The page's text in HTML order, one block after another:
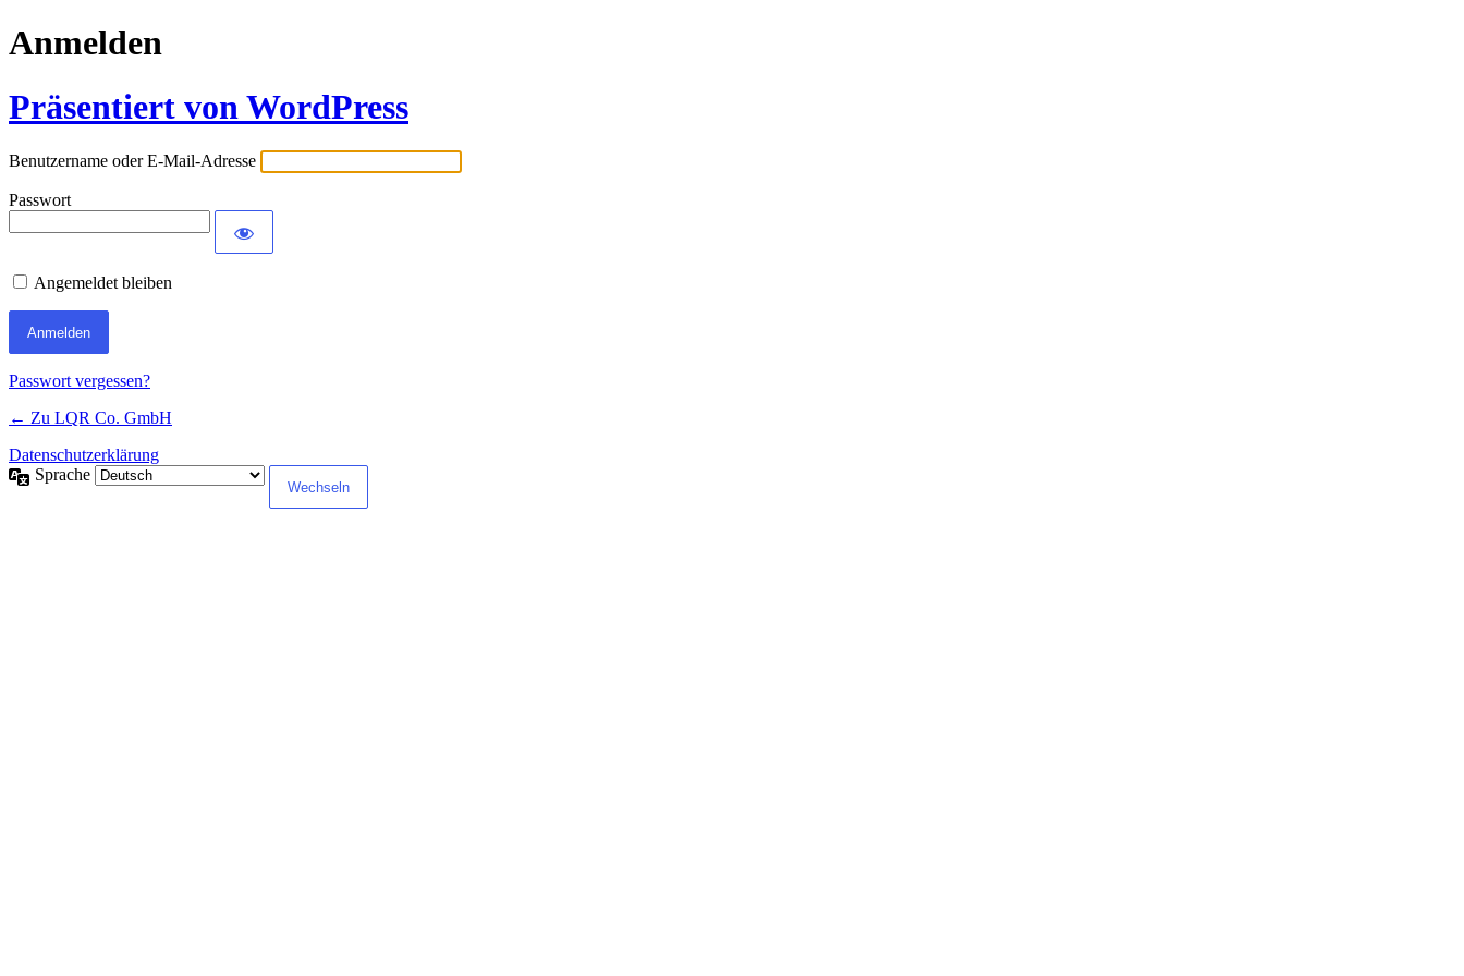
Anmelden
Präsentiert von WordPress
Benutzername oder E-Mail-Adresse
Passwort
Angemeldet bleiben
Passwort vergessen?
← Zu LQR Co. GmbH
Datenschutzerklärung
Sprache